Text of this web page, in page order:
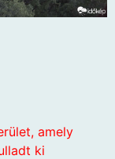
amely
ki